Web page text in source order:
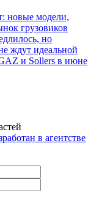
новые модели,
грузовиков
но
ждут идеальной
и Sollers в июне
в агентстве